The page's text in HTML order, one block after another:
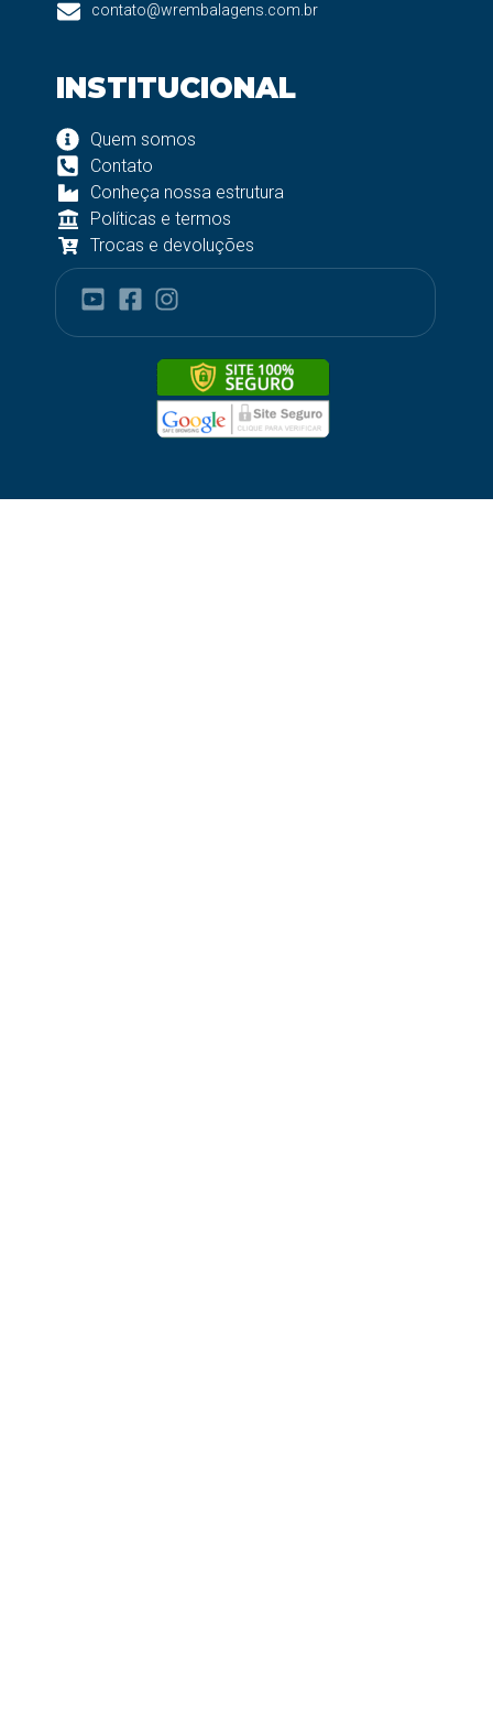
contato@wrembalagens.com.br
INSTITUCIONAL
Quem somos
Contato
Conheça nossa estrutura
Políticas e termos
Trocas e devoluções